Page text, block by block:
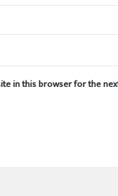
in this browser for the